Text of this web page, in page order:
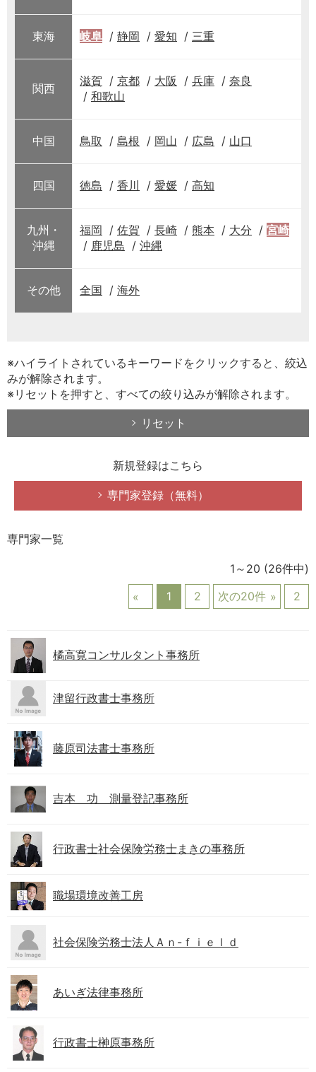
東海 岐阜 静岡 愛知 三重
関西
滋賀 京都 大阪 兵庫
奈良
和歌山
中国 鳥取 島根 岡山 広島 山口
四国 徳島 香川 愛媛 高知
九州・
沖縄
福岡 佐賀 長崎 熊本 大分
宮崎
鹿児島
沖縄
その他 全国 海外
※ハイライトされているキーワードをクリックすると、絞込
みが解除されます。
※リセットを押すと、すべての絞り込みが解除されます。
リセット
新規登録はこちら
専門家登録（無料）
専門家一覧
1～20 (26件中)
1
2 次の20件 2
橘高寛コンサルタント事務所
津留行政書士事務所
藤原司法書士事務所
吉本 功 測量登記事務所
行政書士社会保険労務士まきの事務所
職場環境改善工房
社会保険労務士法人Ａｎ-ｆｉｅｌｄ
あいぎ法律事務所
行政書士榊原事務所